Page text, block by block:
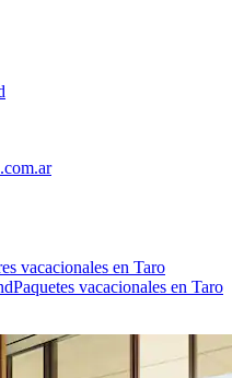
vacacionales en Taro
Paquetes vacacionales en Taro